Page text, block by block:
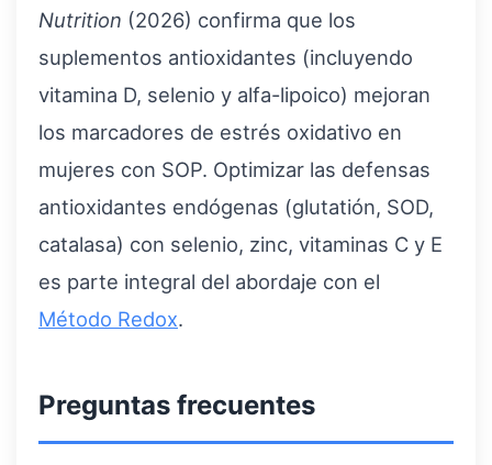
Nutrition (2026) confirma que los
suplementos antioxidantes (incluyendo
vitamina D, selenio y alfa-lipoico) mejoran
los marcadores de estrés oxidativo en
mujeres con SOP. Optimizar las defensas
antioxidantes endógenas (glutatión, SOD,
catalasa) con selenio, zinc, vitaminas C y E
es parte integral del abordaje con el
Método Redox.
Preguntas frecuentes